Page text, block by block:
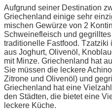
Aufgrund seiner Destination
Griechenland einige sehr
mischen Gewürze von 2
Schweinefleisch und
traditionelle Fastfood. Tzatziki
aus Joghurt, Olivenöl,
mit Minze. Griechenland hat
Sie müssen die leckere
Zitrone und Olivenöl) und
Griechenland hat eine
den Städten, die bietet eine
leckere Küche.